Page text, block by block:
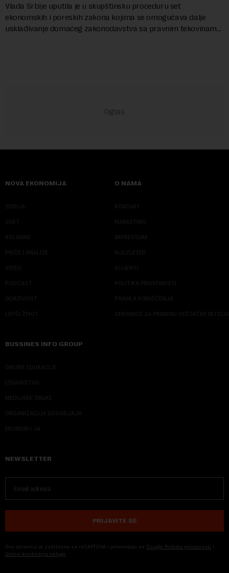
Vlada Srbije uputila je u skupštinsku proceduru set
ekonomskih i poreskih zakona kojima se omogućava dalje
usklađivanje domaćeg zakonodavstva sa pravnim tekovinama
NOVA EKONOMIJA
SRBIJA
SVET
KOLUMNE
PRIČE I ANALIZE
VIDEO
PODCAST
ODRŽIVOST
LEPŠI ŽIVOT
O NAMA
KONTAKT
MARKETING
IMPRESSUM
NJUZLETER
KLIJENTI
POLITIKA PRIVATNOSTI
PRAVILA KORIŠĆENJA
SMERNICE ZA PRIMENU VEŠTAČKE
BUSSINES INFO GROUP
ONLINE EDUKACIJE
IZDAVAŠTVO
MEDIJSKE OBUKE
ORGANIZACIJA DOGADJAJA
EKONOM I JA
NEWSLETTER
PRIJAVITE SE
Ova stranica je zaštićena sa reCAPTCHA i primenjuju se Google Politika privatnosti i
Uslovi korišćenja usluge